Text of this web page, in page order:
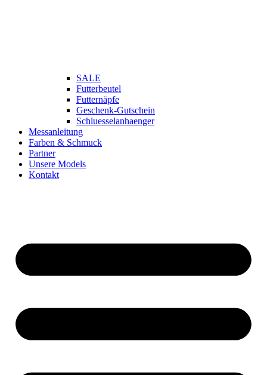
SALE
Futterbeutel
Futternäpfe
Geschenk-Gutschein
Schluesselanhaenger
Messanleitung
Farben & Schmuck
Partner
Unsere Models
Kontakt